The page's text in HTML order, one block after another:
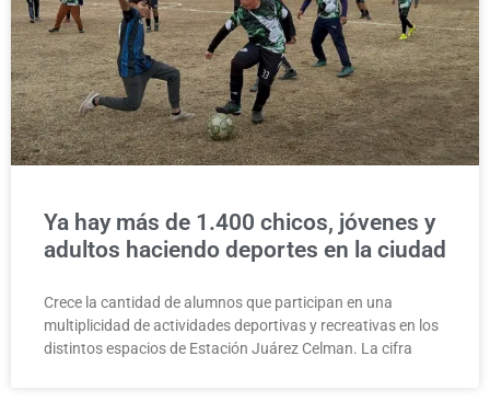
Ya hay más de 1.400 chicos, jóvenes y
adultos haciendo deportes en la ciudad
Crece la cantidad de alumnos que participan en una
multiplicidad de actividades deportivas y recreativas en los
distintos espacios de Estación Juárez Celman. La cifra